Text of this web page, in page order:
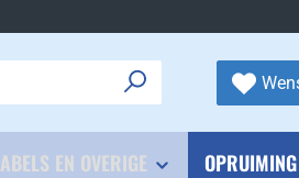
EN OVERIGE OPRUIMING